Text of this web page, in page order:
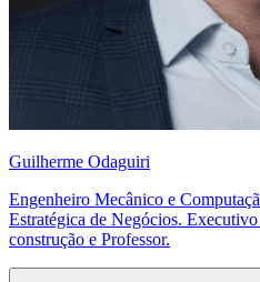
Guilherme Odaguiri
Engenheiro Mecânico e
Estratégica de Negócios.
construção e Professor.